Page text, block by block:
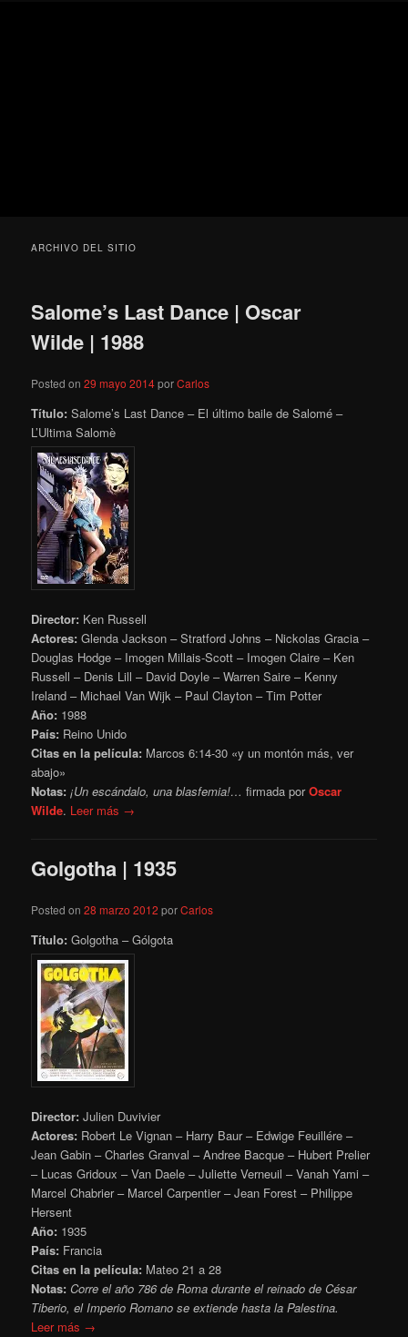
ARCHIVO DEL SITIO
Salome’s Last Dance | Oscar
Wilde | 1988
Posted on29 mayo 2014porCarlos
Título:Salome’s Last Dance – El último baile de Salomé –
L’Ultima Salomè
Director: Ken Russell
Actores: Glenda Jackson – Stratford Johns – Nickolas Gracia –
Douglas Hodge – Imogen Millais-Scott – Imogen Claire – Ken
Russell – Denis Lill – David Doyle – Warren Saire – Kenny
Ireland – Michael Van Wijk – Paul Clayton – Tim Potter
Año: 1988
País: Reino Unido
Citas en la película: Marcos 6:14-30 «y un montón más, ver
abajo»
Notas: ¡Un escándalo, una blasfemia!… firmada porOscar
Wilde. Leer más →
Golgotha | 1935
Posted on28 marzo 2012 porCarlos
Título: Golgotha – Gólgota
Director: Julien Duvivier
Actores: Robert Le Vignan – Harry Baur – Edwige Feuillére –
Jean Gabin – Charles Granval – Andree Bacque – Hubert Prelier
– Lucas Gridoux – Van Daele – Juliette Verneuil – Vanah Yami –
Marcel Chabrier – Marcel Carpentier – Jean Forest – Philippe
Hersent
Año: 1935
País: Francia
Citas en la película: Mateo 21 a 28
Notas: Corre el año 786 de Roma durante el reinado de César
Tiberio, el Imperio Romano se extiende hasta la Palestina.
Leer más →